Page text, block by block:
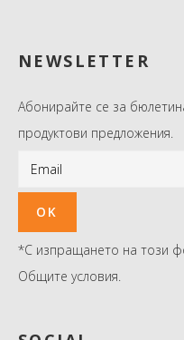
NEWSLETTER
Абонирайте се за
продуктови предложения.
*С изпращането на този
Общите условия.